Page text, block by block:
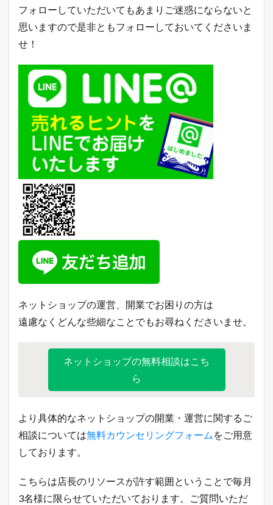
ン
ン
Q
o
o
1
0
売
れ
筋
ラ
ン
キ
ン
グ
フォローしていただいてもあまりご迷惑にならないと
思いますので是非ともフォローしておいてくださいま
せ！
ネットショップの運営、開業でお困りの方は
遠慮なくどんな些細なことでもお尋ねくださいませ。
ネットショップの無料相談はこち
ら
より具体的なネットショップの開業・運営に関するご
相談については無料カウンセリングフォーム をご用意
しております。
こちらは店長のリソースが許す範囲ということで毎月
3名様に限らせていただいております。ご質問いただ